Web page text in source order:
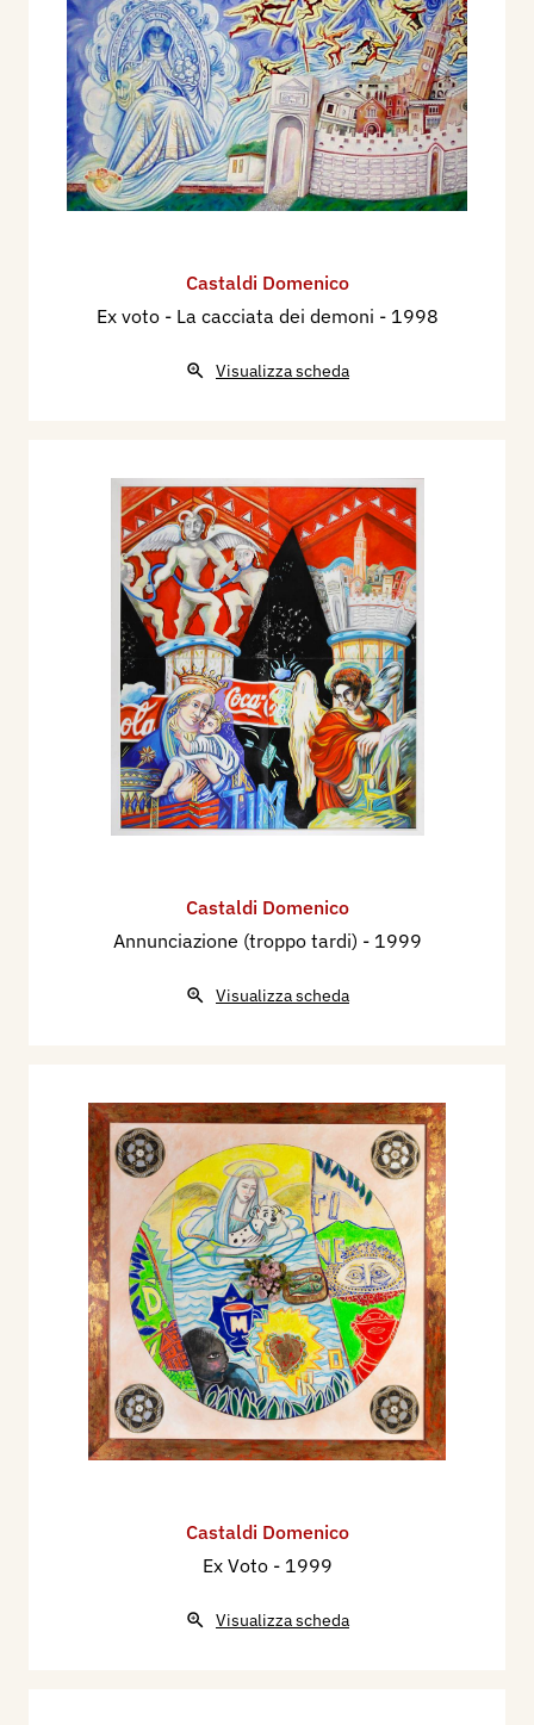
Castaldi Domenico
Ex voto - La cacciata dei demoni - 1998
Visualizza scheda
Castaldi Domenico
Annunciazione (troppo tardi) - 1999
Visualizza scheda
Castaldi Domenico
Ex Voto - 1999
Visualizza scheda